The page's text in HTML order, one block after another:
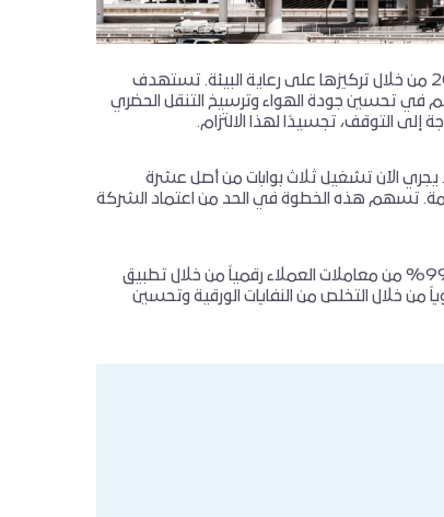
تلتزم "سالك" بدعم أهداف دبي المتمثلة في تحقيق الحياد الصفري للانبعاثات بحلول عام 2050 من خلال تركيزها على رعاية البيئة. تستهدف
في تحسين جودة الهواء وترسيخ التنقل الحضري
إلى التوقف، تجسيدًا لهذا الالتزام.
يجري الآن تشغيل ثلاث بوابات من أصل عشرة
تسهم هذه الخطوة في الحد من اعتماد الشركة
من أدائها البيئي، مما مكن من إنجاز 99% من معاملات العملاء رقمياً من خلال تطبيق
أكسيد الكربون سنوياً من خلال التخلص من النفايات الورقية وتحسين